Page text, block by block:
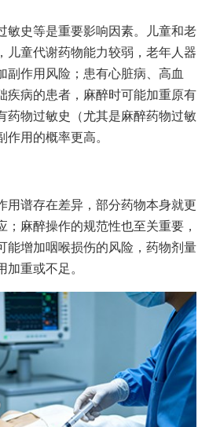
敏史等是重要影响因素。儿童和老
儿童代谢药物能力较弱，老年人器
副作用风险；患有心脏病、高血
疾病的患者，麻醉时可能加重原有
药物过敏史（尤其是麻醉药物过敏
作用的概率更高。
用谱存在差异，部分药物本身就更
；麻醉操作的规范性也至关重要，
能增加咽喉损伤的风险，药物剂量
重或不足。